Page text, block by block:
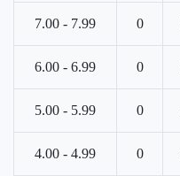
7.00 - 7.99 0
6.00 - 6.99 0
5.00 - 5.99 0
4.00 - 4.99 0